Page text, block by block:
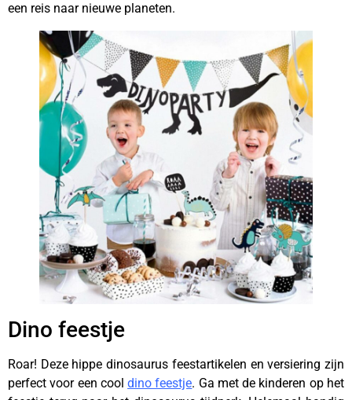
een reis naar nieuwe planeten.
Dino feestje
Roar! Deze hippe dinosaurus feestartikelen en versiering zijn
perfect voor een cooldino feestje. Ga met de kinderen op het